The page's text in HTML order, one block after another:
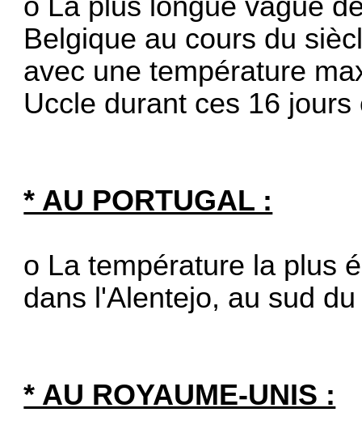
Belgique au cours du
avec une température
Uccle durant ces 16
* AU PORTUGAL :
o La température la plus
dans l'Alentejo, au sud
* AU ROYAUME-UNIS :